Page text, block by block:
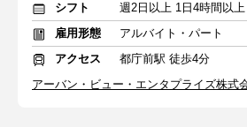
シフト
雇用形態
アルバイト・パート
アクセス
都庁前駅 徒歩4分
アーバン・ビュー・エンタプライズ株式